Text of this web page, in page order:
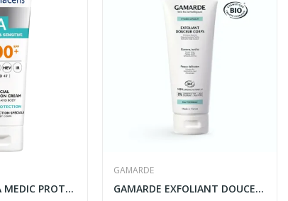
PHARMACERIS A MEDIC PROTECTION SPF100 75ML
GAMARDE
GAMARDE EXFOLIANT DOUCEUR CORPS 200ML